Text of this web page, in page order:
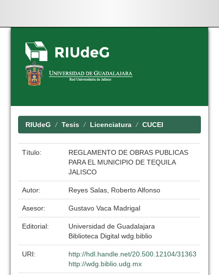
Skip
navigation
RIUdeG Tesis Licenciatura CUCEI
Título:
REGLAMENTO DE OBRAS PUBLICAS
PARA EL MUNICIPIO DE TEQUILA
JALISCO
Autor: Reyes Salas, Roberto Alfonso
Asesor: Gustavo Vaca Madrigal
Editorial:
Universidad de Guadalajara
Biblioteca Digital wdg.biblio
URI:
http://hdl.handle.net/20.500.12104/31363
http://wdg.biblio.udg.mx